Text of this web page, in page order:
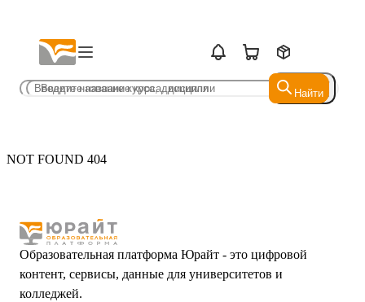
Найти
Найти
NOT FOUND 404
Образовательная платформа Юрайт - это цифровой
контент, сервисы, данные для университетов и
колледжей.